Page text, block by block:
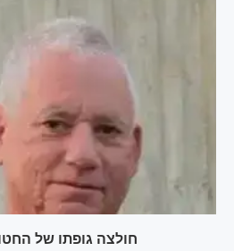
חולצה גופתו של